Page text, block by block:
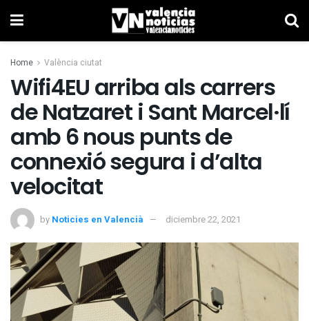
Home València ciutat
Wifi4EU arriba als carrers
de Natzaret i Sant Marcel·lí
amb 6 nous punts de
connexió segura i d’alta
velocitat
by Noticies en Valencià diciembre 22, 2021